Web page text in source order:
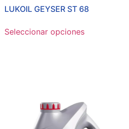
LUKOIL GEYSER ST 68
Seleccionar opciones